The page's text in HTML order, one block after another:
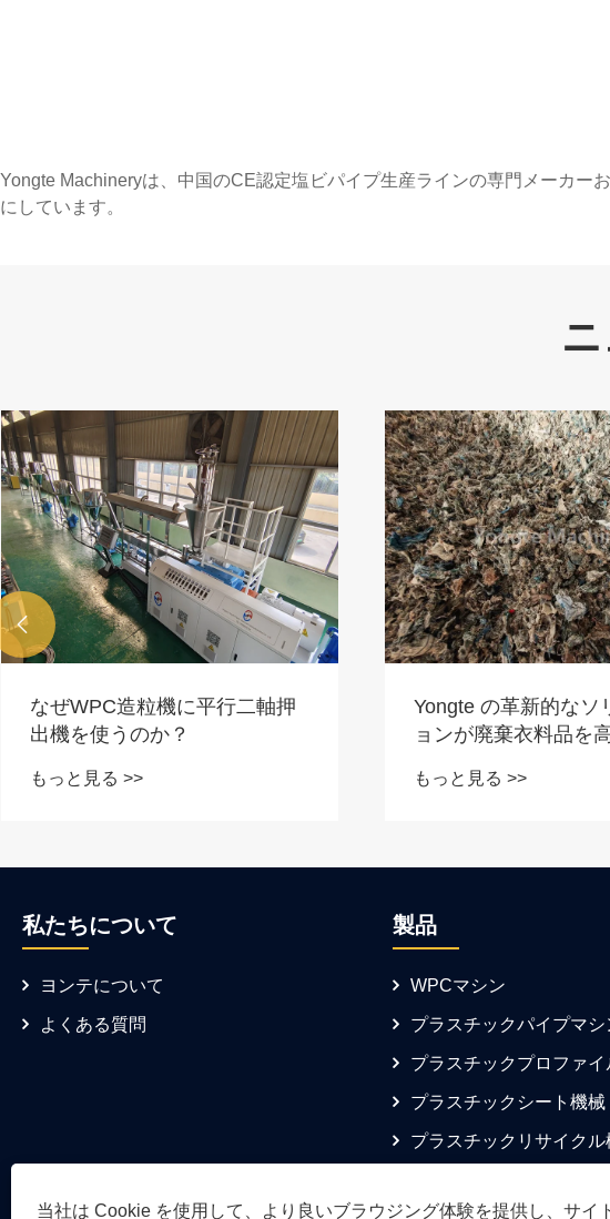
Yongte Machineryは、中国のCE認定塩ビパイプ生産ラインの専門メーカ
にしています。
なぜWPC造粒機に平行二軸押
出機を使うのか？
もっと見る >>
Yongte の革新的なソ
ョンが廃棄衣料品を
功
もっと見る >>

私たちについて
ヨンテについて
よくある質問
製品
WPCマシン
プラスチックパイプマシ
プラスチックプロファイ
プラスチックシート機械
プラスチックリサイクル
当社は Cookie を使用して、より良いブラウジング体験を提供し、サイ